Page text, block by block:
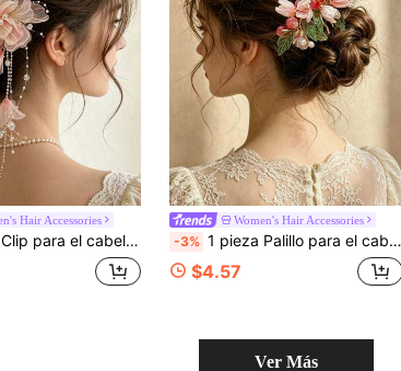
Hair Accessories
de organza, cuentas, strass y borla, accesorio para el cabello nupcial adecuado para bodas, fiestas, actuaciones, pinzas para el cabello, horquilla
Women's Hair Accessories
-3% 1 pieza Palillo para el cabello de mujer con flor esmaltada en degradado rosa melocotón, peine lateral de resina con perlas estilo Mori, accesorio premium para recogido de boda, combina con vestidos formales / Lolita / atuendos diarios, adecuado para fiestas de vacaciones / bodas / tocado de novia y dama de honor, extensión de moño
$4.57
Ver Más